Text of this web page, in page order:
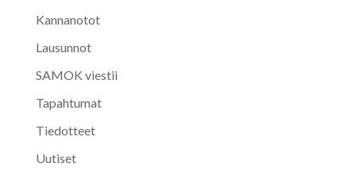
Kannanotot
Lausunnot
SAMOK viestii
Tapahtumat
Tiedotteet
Uutiset